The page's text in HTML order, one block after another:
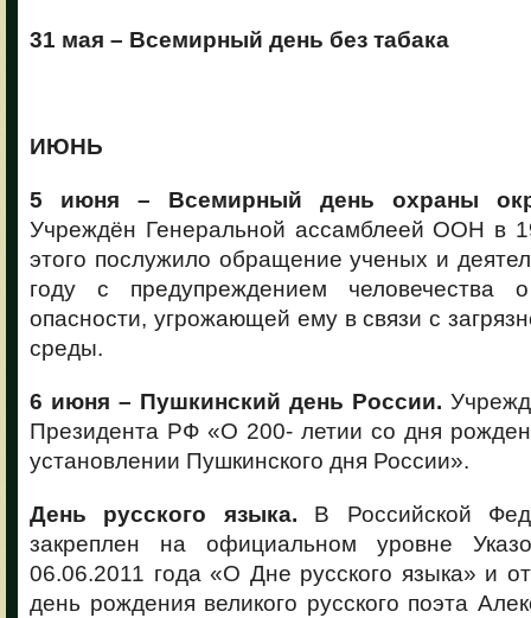
31 мая – Всемирный день без табака
ИЮНЬ
5 июня – Всемирный день охраны
Учреждён Генеральной ассамблеей ООН в
этого послужило обращение ученых и
году с предупреждением человечества
опасности, угрожающей ему в связи с
среды.
6 июня – Пушкинский день России.
Президента РФ «О 200- летии со дня
установлении Пушкинского дня России».
День русского языка. В Российской
закреплен на официальном уровне
06.06.2011 года «О Дне русского языка» и
день рождения великого русского поэта